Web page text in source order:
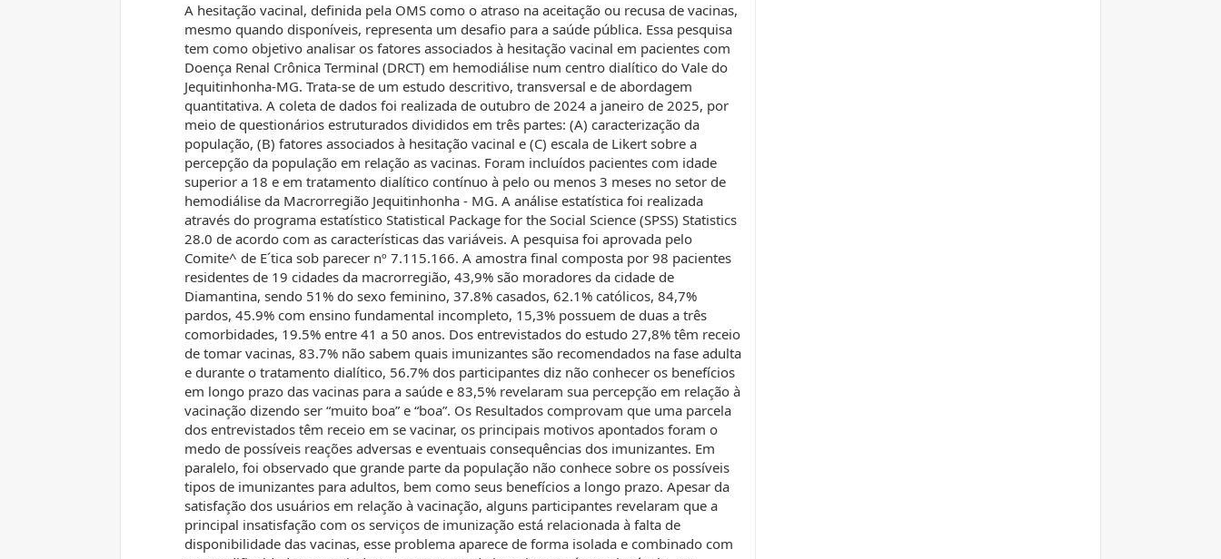
A hesitação vacinal, definida pela OMS como o atraso na aceitação ou recusa de vacinas,
mesmo quando disponíveis, representa um desafio para a saúde pública. Essa pesquisa
tem como objetivo analisar os fatores associados à hesitação vacinal em pacientes com
Doença Renal Crônica Terminal (DRCT) em hemodiálise num centro dialítico do Vale do
Jequitinhonha-MG. Trata-se de um estudo descritivo, transversal e de abordagem
quantitativa. A coleta de dados foi realizada de outubro de 2024 a janeiro de 2025, por
meio de questionários estruturados divididos em três partes: (A) caracterização da
população, (B) fatores associados à hesitação vacinal e (C) escala de Likert sobre a
percepção da população em relação as vacinas. Foram incluídos pacientes com idade
superior a 18 e em tratamento dialítico contínuo à pelo ou menos 3 meses no setor de
hemodiálise da Macrorregião Jequitinhonha - MG. A análise estatística foi realizada
através do programa estatístico Statistical Package for the Social Science (SPSS) Statistics
28.0 de acordo com as características das variáveis. A pesquisa foi aprovada pelo
Comite^ de E´tica sob parecer nº 7.115.166. A amostra final composta por 98 pacientes
residentes de 19 cidades da macrorregião, 43,9% são moradores da cidade de
Diamantina, sendo 51% do sexo feminino, 37.8% casados, 62.1% católicos, 84,7%
pardos, 45.9% com ensino fundamental incompleto, 15,3% possuem de duas a três
comorbidades, 19.5% entre 41 a 50 anos. Dos entrevistados do estudo 27,8% têm receio
de tomar vacinas, 83.7% não sabem quais imunizantes são recomendados na fase adulta
e durante o tratamento dialítico, 56.7% dos participantes diz não conhecer os benefícios
em longo prazo das vacinas para a saúde e 83,5% revelaram sua percepção em relação à
vacinação dizendo ser “muito boa” e “boa”. Os Resultados comprovam que uma parcela
dos entrevistados têm receio em se vacinar, os principais motivos apontados foram o
medo de possíveis reações adversas e eventuais consequências dos imunizantes. Em
paralelo, foi observado que grande parte da população não conhece sobre os possíveis
tipos de imunizantes para adultos, bem como seus benefícios a longo prazo. Apesar da
satisfação dos usuários em relação à vacinação, alguns participantes revelaram que a
principal insatisfação com os serviços de imunização está relacionada à falta de
disponibilidade das vacinas, esse problema aparece de forma isolada e combinado com